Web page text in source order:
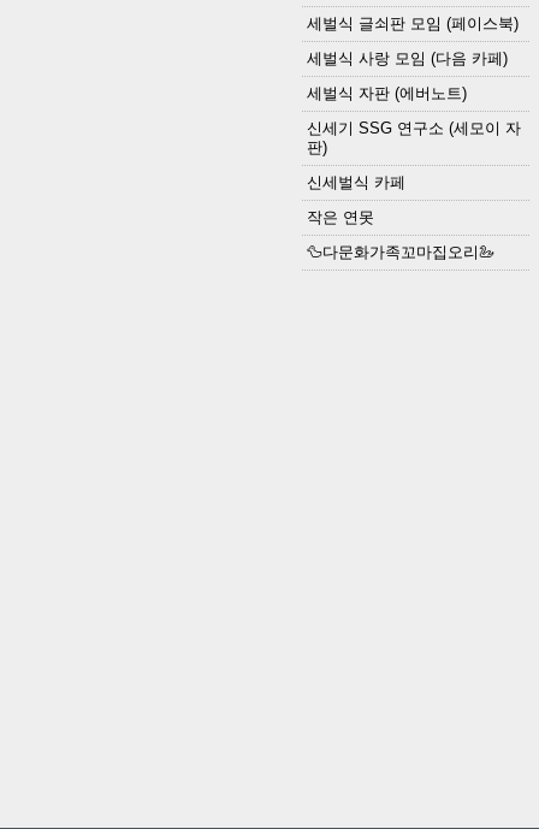
세벌식 글쇠판 모임 (페이스북)
세벌식 사랑 모임 (다음 카페)
세벌식 자판 (에버노트)
신세기 SSG 연구소 (세모이 자
판)
신세벌식 카페
작은 연못
🦆다문화가족꼬마집오리🦢